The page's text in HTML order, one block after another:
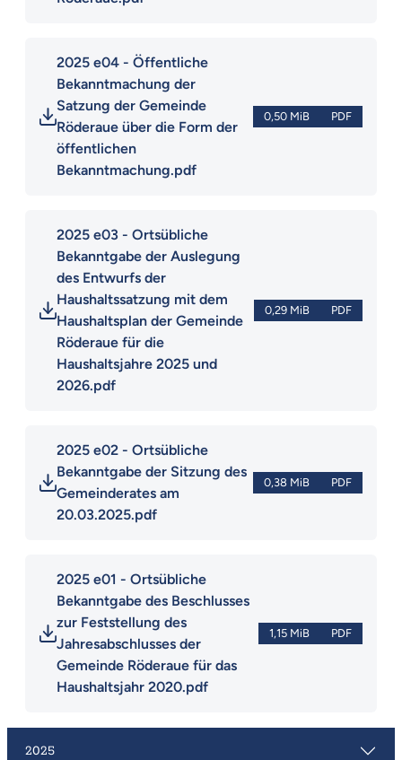
2025 e04 - Öffentliche
Bekanntmachung der
Satzung der Gemeinde
Röderaue über die Form der
öffentlichen
Bekanntmachung.pdf
0,50 MiB PDF
2025 e03 - Ortsübliche
Bekanntgabe der Auslegung
des Entwurfs der
Haushaltssatzung mit dem
Haushaltsplan der Gemeinde
Röderaue für die
Haushaltsjahre 2025 und
2026.pdf
0,29 MiB PDF
2025 e02 - Ortsübliche
Bekanntgabe der Sitzung des
Gemeinderates am
20.03.2025.pdf
0,38 MiB PDF
2025 e01 - Ortsübliche
Bekanntgabe des Beschlusses
zur Feststellung des
Jahresabschlusses der
Gemeinde Röderaue für das
Haushaltsjahr 2020.pdf
1,15 MiB PDF
2025